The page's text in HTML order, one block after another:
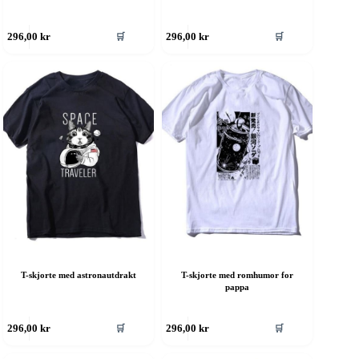
296,00kr 🛒 296,00kr 🛒
produktet
varianter.
Alternativene
kan
velges
på
produktsiden
T-skjorte med astronautdrakt
296,00kr 🛒
T-skjorte med romhumor for
pappa
296,00kr 🛒
produktet